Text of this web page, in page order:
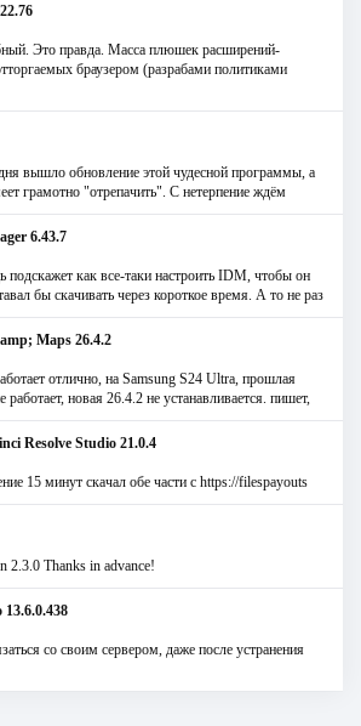
Это правда. Масса плюшек расширений-
браузером (разрабами политиками
вышло обновление этой чудесной программы, а
грамотно "отрепачить". С нетерпение ждём
6.43.7
подскажет как все-таки настроить IDM, чтобы он
бы скачивать через короткое время. А то не раз
Maps 26.4.2
отлично, на Samsung S24 Ultra, прошлая
работает, новая 26.4.2 не устанавливается. пишет,
Resolve Studio 21.0.4
15 минут скачал обе части с https://filespayouts
2.3.0 Thanks in advance!
со своим сервером, даже после устранения